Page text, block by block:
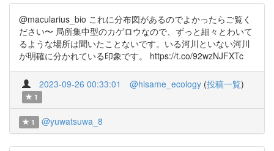
@macularius_bio これに分布図があるのでよかったらご覧く
ださい〜 局所集中型のカゲロウなので、ずっと細々とわいて
るような場所は聞いたことないです。いる河川といない河川
が明確に分かれている印象です。 https://t.co/92wzNJFXTc
2023-09-26 00:33:01 @hisame_ecology (投稿一覧)
1
1 @yuwatsuwa_8